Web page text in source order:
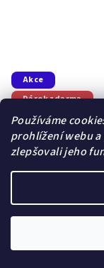
Používáme
prohlížení webu
zlepšovali jeho
Akce
Dárek zdarma